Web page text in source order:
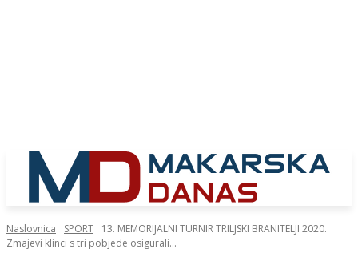
Naslovnica SPORT
13. MEMORIJALNI TURNIR TRILJSKI BRANITELJI 2020.
Zmajevi klinci s tri pobjede osigurali...